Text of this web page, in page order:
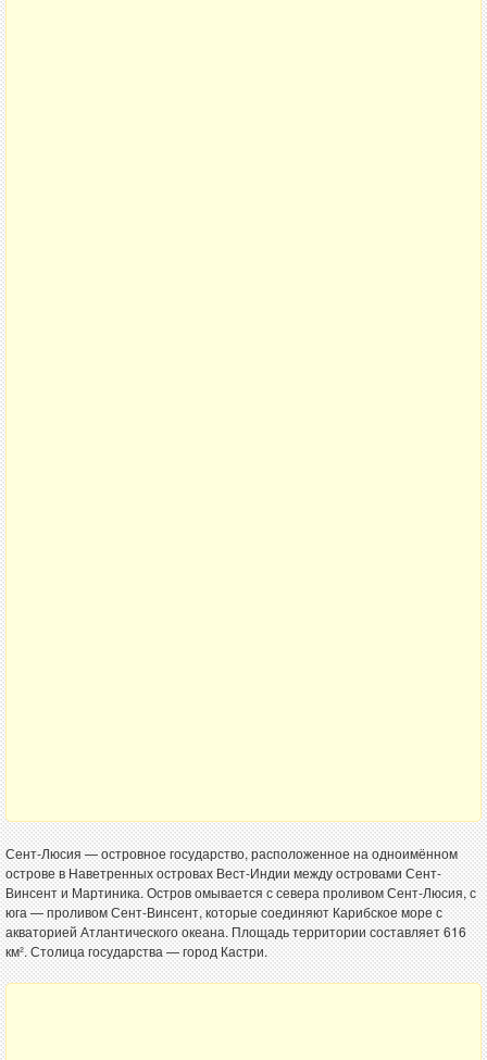
Сент-Люсия — островное государство, расположенное на одноимённом
острове в Наветренных островах Вест-Индии между островами Сент-
Винсент и Мартиника. Остров омывается с севера проливом Сент-Люсия, с
юга — проливом Сент-Винсент, которые соединяют Карибское море с
акваторией Атлантического океана. Площадь территории составляет 616
км². Столица государства — город Кастри.